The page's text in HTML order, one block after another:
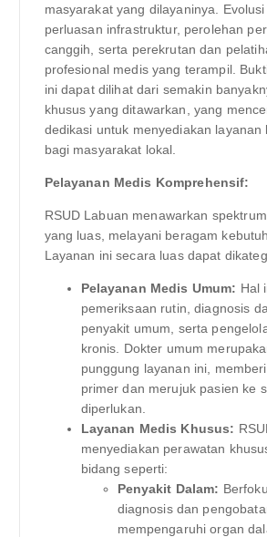
masyarakat yang dilayaninya.
perluasan infrastruktur, perolehan
canggih, serta perekrutan dan
profesional medis yang terampil.
ini dapat dilihat dari semakin
khusus yang ditawarkan, yang
dedikasi untuk menyediakan layanan
bagi masyarakat lokal.
Pelayanan Medis Komprehensif:
RSUD Labuan menawarkan
yang luas, melayani beragam
Layanan ini secara luas dapat
Pelayanan Medis Umum: Hal
pemeriksaan rutin, diagnosis
penyakit umum, serta
kronis. Dokter umum
punggung layanan ini,
primer dan merujuk pasien ke
diperlukan.
Layanan Medis Khusus:
menyediakan perawatan
bidang seperti:
Penyakit Dalam:
diagnosis dan
mempengaruhi organ